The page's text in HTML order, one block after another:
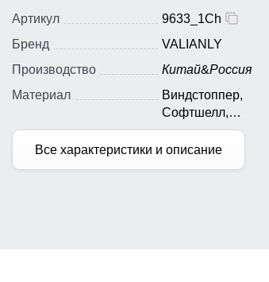
Артикул
9633_1Ch
Бренд
VALIANLY
Производство
Китай&Россия
Материал
Виндстоппер,
Софтшелл,
Мембранный
Полиэстер
Все характеристики и описание